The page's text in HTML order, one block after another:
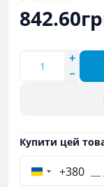
Купити цей
+380